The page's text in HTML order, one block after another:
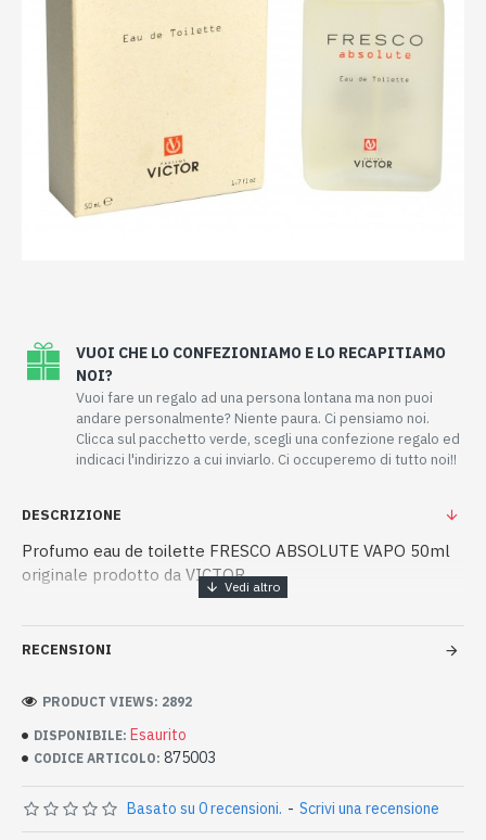
VUOI CHE LO CONFEZIONIAMO E LO RECAPITIAMO
NOI?
Vuoi fare un regalo ad una persona lontana ma non puoi
andare personalmente? Niente paura. Ci pensiamo noi.
Clicca sul pacchetto verde, scegli una confezione regalo ed
indicaci l'indirizzo a cui inviarlo. Ci occuperemo di tutto noi!!
DESCRIZIONE
Profumo eau de toilette FRESCO ABSOLUTE VAPO 50ml
originale prodotto da VICTOR
RECENSIONI
DISPONIBILE: Esaurito
CODICE ARTICOLO: 875003
PRODUCT VIEWS: 2892
Basato su 0 recensioni. - Scrivi una recensione